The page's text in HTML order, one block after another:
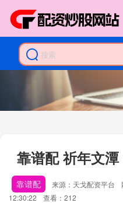
靠谱配 祈年文
靠谱配 来源：天戈配资平台
12:30:22
查看：212